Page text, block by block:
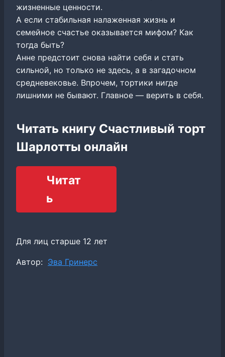
жизненные ценности.
А если стабильная налаженная жизнь и
семейное счастье оказывается мифом? Как
тогда быть?
Анне предстоит снова найти себя и стать
сильной, но только не здесь, а в загадочном
средневековье. Впрочем, тортики нигде
лишними не бывают. Главное — верить в себя.
Читать книгу Счастливый торт
Шарлотты онлайн
Читат
ь
Для лиц старше 12 лет
Метки
Автор: Эва Гринерс